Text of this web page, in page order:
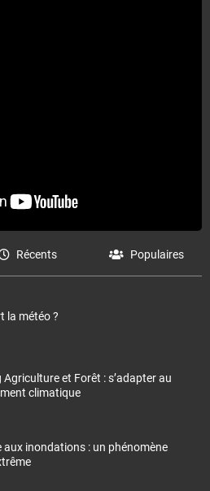
Récents Populaires
la météo ?
Agriculture et Forêt : s’adapter au
climatique
aux inondations : un phénomène